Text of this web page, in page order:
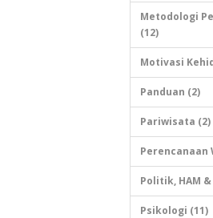
Metodologi
(12)
Motivasi
Panduan (2)
Pariwisata (2)
Perencanaan
Politik, HAM
Psikologi (11)